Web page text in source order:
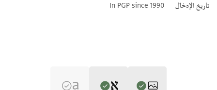
تاريخ الإدخال
In PGP since 1990